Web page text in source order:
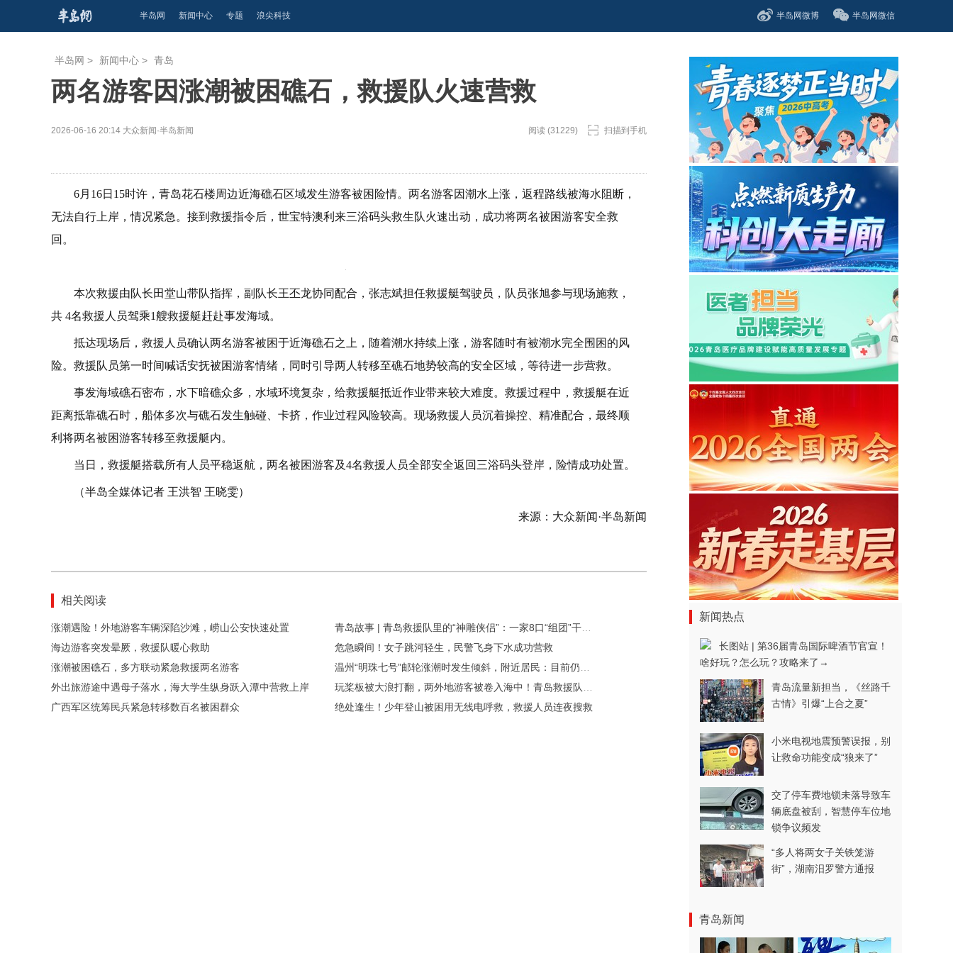
半岛网 新闻中心 专题 浪尖科技 半岛网微博 半岛网微信
半岛网 > 新闻中心 > 青岛
两名游客因涨潮被困礁石，救援队火速营救
2026-06-16 20:14 大众新闻·半岛新闻 阅读 (31229) 扫描到手机
6月16日15时许，青岛花石楼周边近海礁石区域发生游客被困险情。两名游客因潮水上涨，返程路线被海水阻断，
无法自行上岸，情况紧急。接到救援指令后，世宝特澳利来三浴码头救生队火速出动，成功将两名被困游客安全救
回。
本次救援由队长田堂山带队指挥，副队长王丕龙协同配合，张志斌担任救援艇驾驶员，队员张旭参与现场施救，
共 4名救援人员驾乘1艘救援艇赶赴事发海域。
抵达现场后，救援人员确认两名游客被困于近海礁石之上，随着潮水持续上涨，游客随时有被潮水完全围困的风
险。救援队员第一时间喊话安抚被困游客情绪，同时引导两人转移至礁石地势较高的安全区域，等待进一步营救。
事发海域礁石密布，水下暗礁众多，水域环境复杂，给救援艇抵近作业带来较大难度。救援过程中，救援艇在近
距离抵靠礁石时，船体多次与礁石发生触碰、卡挤，作业过程风险较高。现场救援人员沉着操控、精准配合，最终顺
利将两名被困游客转移至救援艇内。
当日，救援艇搭载所有人员平稳返航，两名被困游客及4名救援人员全部安全返回三浴码头登岸，险情成功处置。
（半岛全媒体记者 王洪智 王晓雯）
来源：大众新闻·半岛新闻
相关阅读
涨潮遇险！外地游客车辆深陷沙滩，崂山公安快速处置
海边游客突发晕厥，救援队暖心救助
危急瞬间！女子跳河轻生，民警飞身下水成功营救
涨潮被困礁石，多方联动紧急救援两名游客
外出旅游途中遇母子落水，海大学生纵身跃入潭中营救上岸
广西军区统筹民兵紧急转移数百名被困群众
绝处逢生！少年登山被困用无线电呼救，救援人员连夜搜救
新闻热点
长图站 | 第36届青岛国际啤酒节官宣！
啥好玩？怎么玩？攻略来了→
青岛流量新担当，《丝路千
古情》引爆“上合之夏”
小米电视地震预警误报，别
让救命功能变成“狼来了”
交了停车费地锁未落导致车
辆底盘被刮，智慧停车位地
锁争议频发
“多人将两女子关铁笼游
街”，湖南汨罗警方通报
青岛新闻